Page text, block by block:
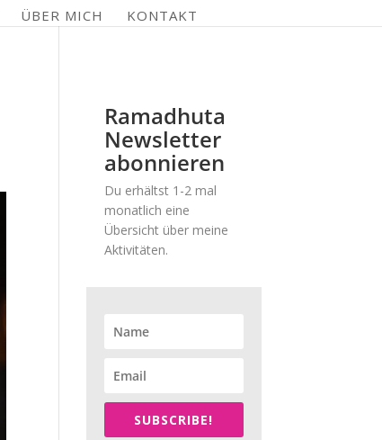
ÜBER MICH KONTAKT
Ramadhuta
Newsletter
abonnieren
Du erhältst 1-2 mal
monatlich eine
Übersicht über meine
Aktivitäten.
SUBSCRIBE!